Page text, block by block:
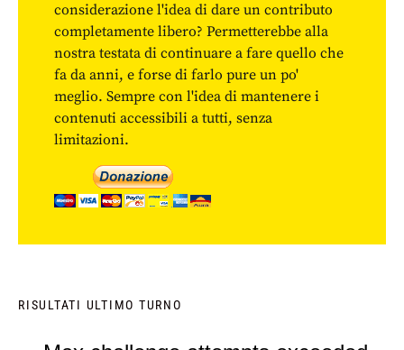
considerazione l'idea di dare un contributo
completamente libero? Permetterebbe alla
nostra testata di continuare a fare quello che
fa da anni, e forse di farlo pure un po'
meglio. Sempre con l'idea di mantenere i
contenuti accessibili a tutti, senza
limitazioni.
RISULTATI ULTIMO TURNO